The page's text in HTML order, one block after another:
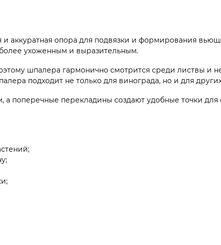
аккуратная опора для подвязки и формирования
более ухоженным и выразительным.
шпалера гармонично смотрится среди листвы и
подходит не только для винограда, но и для
поперечные перекладины создают удобные точки